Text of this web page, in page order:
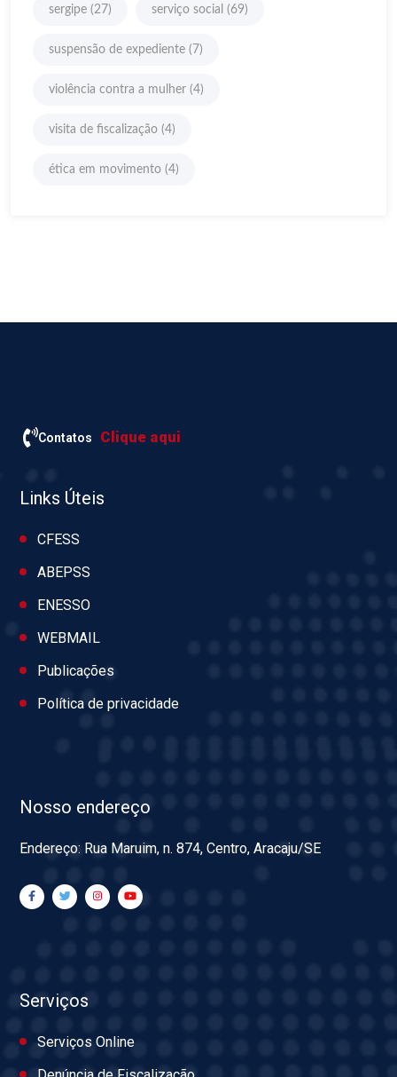
sergipe (27) serviço social (69)
suspensão de expediente (7)
violência contra a mulher (4)
visita de fiscalização (4)
ética em movimento (4)
Contatos Clique aqui
Links Úteis
CFESS
ABEPSS
ENESSO
WEBMAIL
Publicações
Política de privacidade
Nosso endereço
Endereço: Rua Maruim, n. 874, Centro, Aracaju/SE
Serviços
Serviços Online